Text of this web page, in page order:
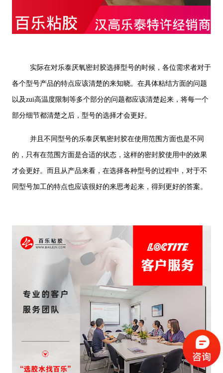
实际在对乐泰厌氧密封胶选择型号的时候，各位需求者对于
各个型号产品的特点应该清楚的来知晓。在具体粘结方面的问题
以及zui高温度限制等多个部分的问题都应该清楚起来，将每一个
部分细节都清楚之后，型号的选择才会更好。
并且不同型号的乐泰厌氧密封胶在使用范围方面也是不同
的，只有在范围方面是合适的状态，这样的密封胶使用中的效果
才会更好。而且从产品来看，在选择各种型号的过程中，对于不
同型号加工的特点也应该很好的来思考起来，得到更好的答案。